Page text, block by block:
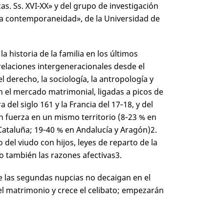
Ss. XVI-XX» y del grupo de investigación
contemporaneidad», de la Universidad de
historia de la familia en los últimos
intergeneracionales desde el
derecho, la sociología, la antropología y
mercado matrimonial, ligadas a picos de
del siglo 161 y la Francia del 17‑18, y del
fuerza en un mismo territorio (8‑23 % en
19‑40 % en Andalucía y Aragón)2.
viudo con hijos, leyes de reparto de la
también las razones afectivas3.
segundas nupcias no decaigan en el
matrimonio y crece el celibato; empezarán